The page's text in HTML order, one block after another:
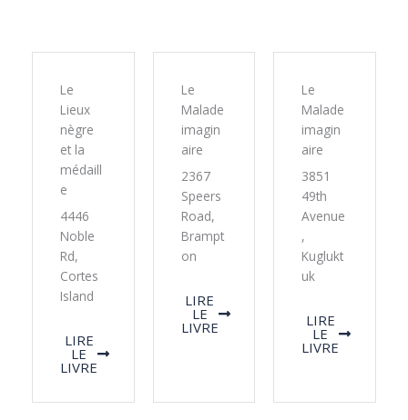
Le
Lieux
nègre
et la
médaill
e
4446
Noble
Rd,
Cortes
Island
LIRE
LE
LIVRE
Le
Malade
imagin
aire
2367
Speers
Road,
Brampt
on
LIRE
LE
LIVRE
Le
Malade
imagin
aire
3851
49th
Avenue
,
Kuglukt
uk
LIRE
LE
LIVRE